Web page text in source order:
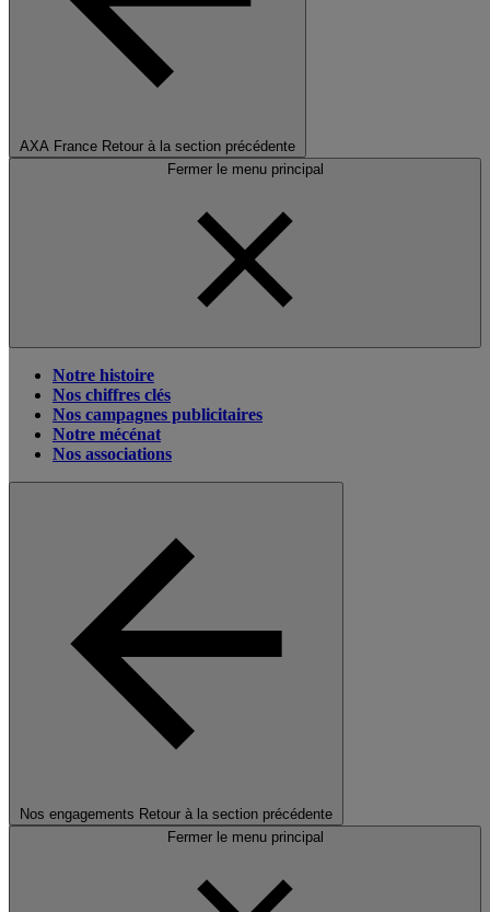
AXA France Retour à la section précédente
Fermer le menu principal
Notre histoire
Nos chiffres clés
Nos campagnes publicitaires
Notre mécénat
Nos associations
Nos engagements Retour à la section précédente
Fermer le menu principal